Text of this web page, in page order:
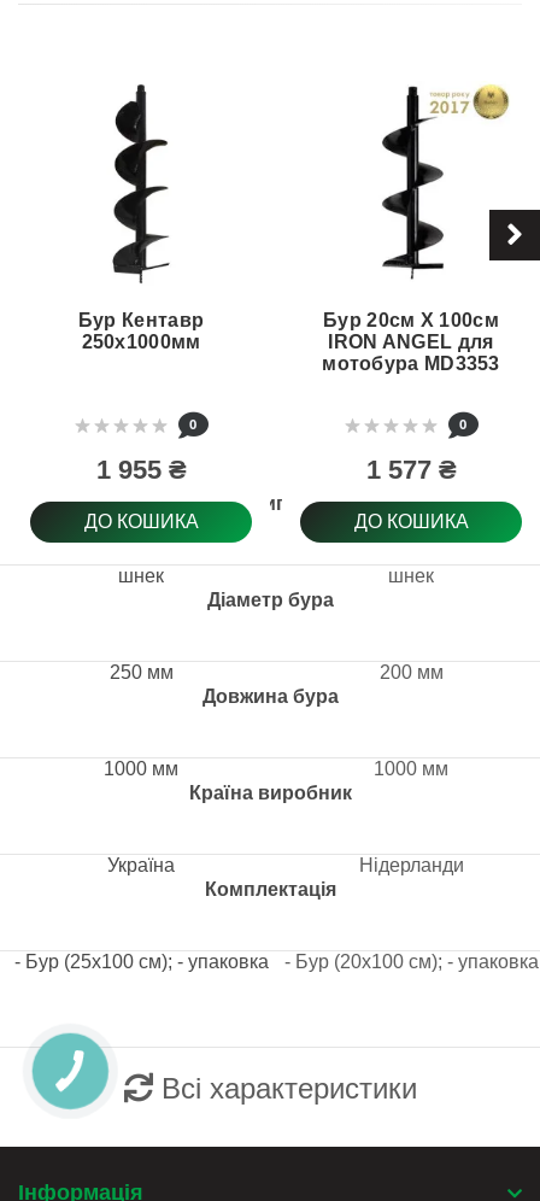
Тип
Діаметр бура
Довжина бура
Країна виробник
Комплектація
Бур Кентавр
250x1000мм
0
1 955 ₴
ДО КОШИКА
шнек
250 мм
1000 мм
Україна
- Бур (25х100 см); - упаковка
Бур 20см Х 100см
IRON ANGEL для
мотобура MD3353
0
1 577 ₴
ДО КОШИКА
шнек
200 мм
1000 мм
Нідерланди
- Бур (20х100 см); - упаковка
Всі характеристики
Інформація